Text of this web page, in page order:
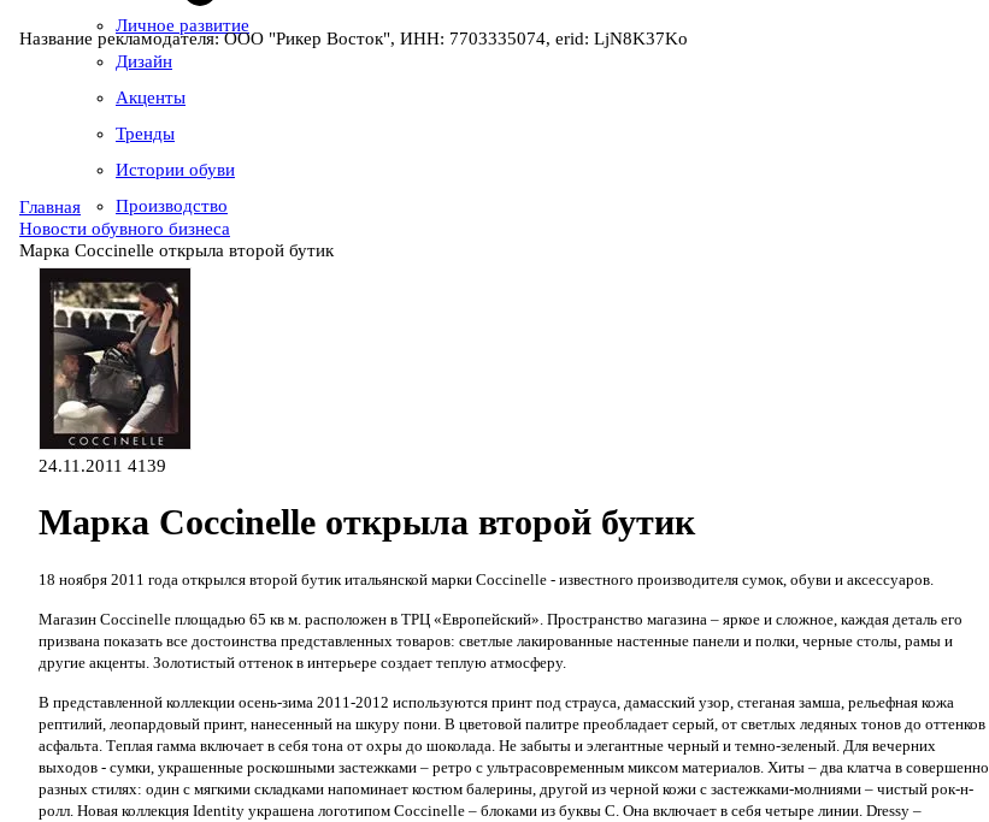
Личное развитие
Дизайн
Акценты
Тренды
Истории обуви
Производство
Название рекламодателя: ООО "Рикер Восток", ИНН: 7703335074, erid: LjN8K37Ko
Главная
Новости обувного бизнеса
Марка Coccinelle открыла второй бутик
24.11.2011 4139
Марка Coccinelle открыла второй бутик
18 ноября 2011 года открылся второй бутик итальянской марки Coccinelle - известного производителя сумок, обуви и аксессуаров.
Магазин Coccinelle площадью 65 кв м. расположен в ТРЦ «Европейский». Пространство магазина – яркое и сложное, каждая деталь его
призвана показать все достоинства представленных товаров: светлые лакированные настенные панели и полки, черные столы, рамы и
другие акценты. Золотистый оттенок в интерьере создает теплую атмосферу.
В представленной коллекции осень-зима 2011-2012 используются принт под страуса, дамасский узор, стеганая замша, рельефная кожа
рептилий, леопардовый принт, нанесенный на шкуру пони. В цветовой палитре преобладает серый, от светлых ледяных тонов до оттенков
асфальта. Теплая гамма включает в себя тона от охры до шоколада. Не забыты и элегантные черный и темно-зеленый. Для вечерних
выходов - сумки, украшенные роскошными застежками – ретро с ультрасовременным миксом материалов. Хиты – два клатча в совершенно
разных стилях: один с мягкими складками напоминает костюм балерины, другой из черной кожи с застежками-молниями – чистый рок-н-
ролл. Новая коллекция Identity украшена логотипом Coccinelle – блоками из буквы С. Она включает в себя четыре линии. Dressy –